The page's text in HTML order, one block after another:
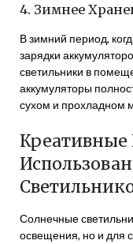
4. Зимнее
В зимний период,
зарядки
светильники в
аккумуляторы
сухом и прохладном
Креативные
Солнечные
освещения, но и для